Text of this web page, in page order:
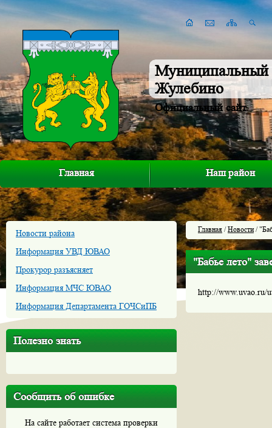
Муниципальный
Жулебино
Официальный сайт
Главная Наш район
Новости района
Информация УВД ЮВАО
Прокурор разъясняет
Информация МЧС ЮВАО
Информация Департамента ГОЧСиПБ
Полезно знать
Сообщить об ошибке
На сайте работает система проверки
Главная /Новости/
"Бабье лето"
http://www.uvao.ru/